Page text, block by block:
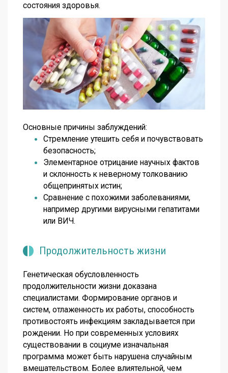
состояния здоровья.
Основные причины заблуждений:
Стремление утешить себя и почувствовать
безопасность;
Элементарное отрицание научных фактов
и склонность к неверному толкованию
общепринятых истин;
Сравнение с похожими заболеваниями,
например другими вирусными гепатитами
или ВИЧ.
Продолжительность жизни
Генетическая обусловленность
продолжительности жизни доказана
специалистами. Формирование органов и
систем, отлаженность их работы, способность
противостоять инфекциям закладывается при
рождении. Но при современных условиях
существовании в социуме изначальная
программа может быть нарушена случайным
вмешательством. Более влиятельной, чем